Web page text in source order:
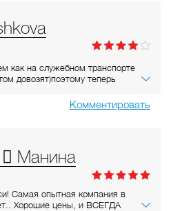
как на служебном транспорте
довозят)поэтому теперь
Комментировать
 Манина
Самая опытная компания в
Хорошие цены, и ВСЕГДА